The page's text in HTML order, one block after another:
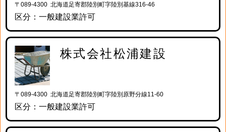
〒089-4300 北海道足寄郡陸別町字陸別基線316-46
区分：一般建設業許可
株式会社松浦建設
〒089-4300 北海道足寄郡陸別町字陸別原野分線11-60
区分：一般建設業許可